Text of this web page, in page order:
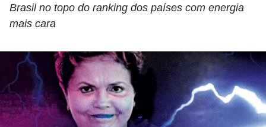
Brasil no topo do ranking dos países com energia
mais cara